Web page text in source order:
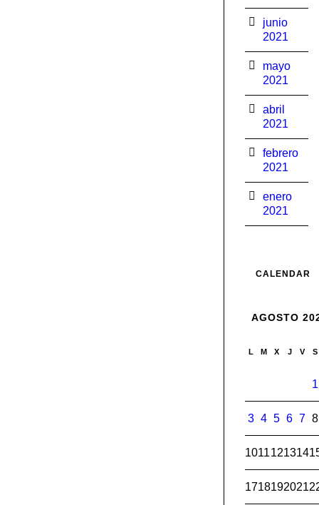
junio
2021
mayo
2021
abril
2021
febrero
2021
enero
2021
CALENDAR
AGOSTO
L M X J V S
1
3 4 5 6 7 8
1011121314
1718192021